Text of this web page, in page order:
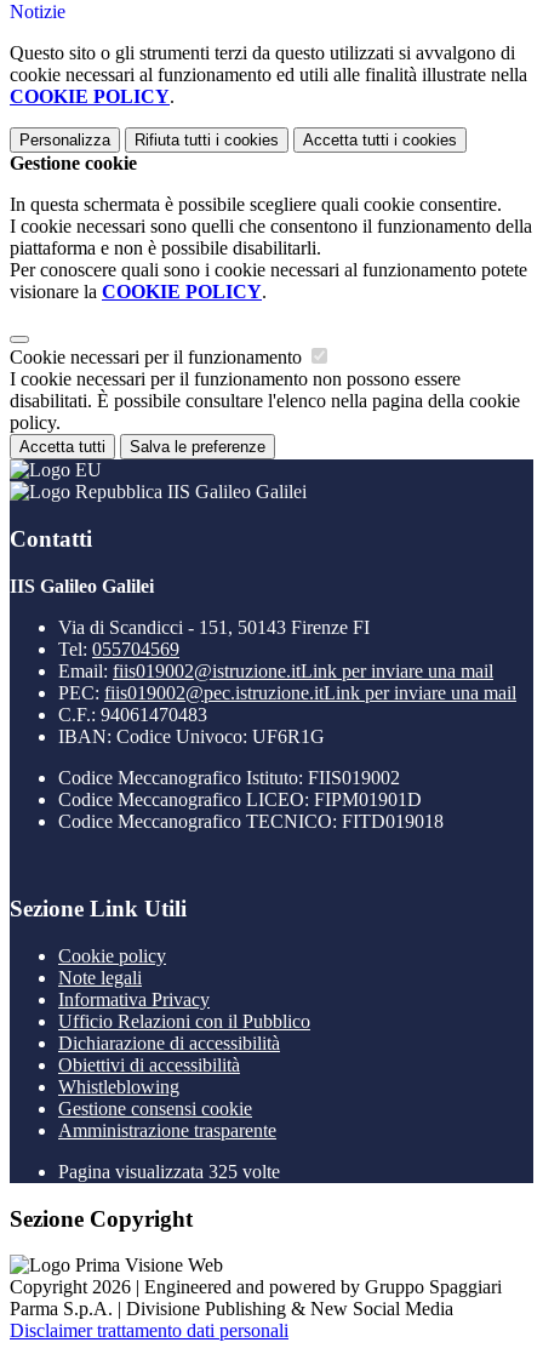
Notizie
Questo sito o gli strumenti terzi da questo utilizzati si avvalgono di
cookie necessari al funzionamento ed utili alle finalità illustrate nella
COOKIE POLICY.
Personalizza Rifiuta tutti i cookies Accetta tutti i cookies
Gestione cookie
In questa schermata è possibile scegliere quali cookie consentire.
I cookie necessari sono quelli che consentono il funzionamento della
piattaforma e non è possibile disabilitarli.
Per conoscere quali sono i cookie necessari al funzionamento potete
visionare la COOKIE POLICY.
Cookie necessari per il funzionamento
I cookie necessari per il funzionamento non possono essere
disabilitati. È possibile consultare l'elenco nella pagina della cookie
policy.
Accetta tutti Salva le preferenze
IIS Galileo Galilei
Contatti
IIS Galileo Galilei
Via di Scandicci - 151, 50143 Firenze FI
Tel: 055704569
Email: fiis019002@istruzione.itLink per inviare una mail
PEC: fiis019002@pec.istruzione.itLink per inviare una mail
C.F.: 94061470483
IBAN: Codice Univoco: UF6R1G
Codice Meccanografico Istituto: FIIS019002
Codice Meccanografico LICEO: FIPM01901D
Codice Meccanografico TECNICO: FITD019018
Sezione Link Utili
Cookie policy
Note legali
Informativa Privacy
Ufficio Relazioni con il Pubblico
Dichiarazione di accessibilità
Obiettivi di accessibilità
Whistleblowing
Gestione consensi cookie
Amministrazione trasparente
Pagina visualizzata 325 volte
Sezione Copyright
Copyright 2026 | Engineered and powered by Gruppo Spaggiari
Parma S.p.A. | Divisione Publishing & New Social Media
Disclaimer trattamento dati personali